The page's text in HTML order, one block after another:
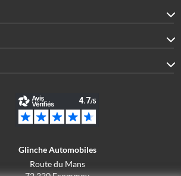
Glinche Automobiles
Route du Mans